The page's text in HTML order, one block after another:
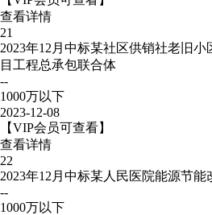
查看详情
21
2023年12月中标某社区供销社老旧
目工程总承包联合体
--
1000万以下
2023-12-08
【VIP会员可查看】
查看详情
22
2023年12月中标某人民医院能源节
--
1000万以下